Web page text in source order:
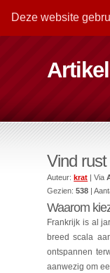
Deze website
Vind
Auteur:krat | Via
Gezien:538 |
Waarom
Frankrijk is al
breed scala
ontspannen
aanwezig om